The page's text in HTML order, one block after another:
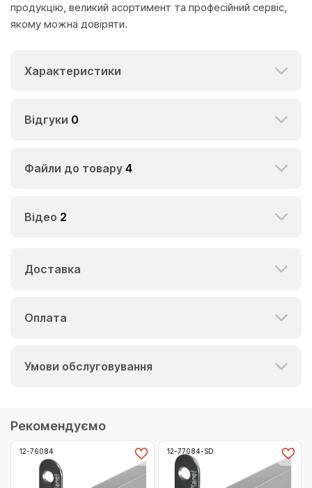
продукцію, великий асортимент та професійний сервіс,
якому можна довіряти.
Характеристики
Відгуки 0
Файли до товару 4
Відео 2
Доставка
Оплата
Умови обслуговування
Рекомендуємо
12-76084 12-77084-SD